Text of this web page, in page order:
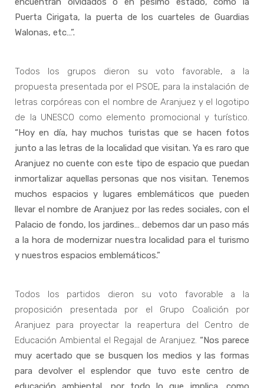
Puerta Cirigata, la puerta de los cuarteles de Guardias
Walonas, etc…”.
Todos los grupos dieron su voto favorable, a la
propuesta presentada por el PSOE, para la instalación de
letras corpóreas con el nombre de Aranjuez y el logotipo
de la UNESCO como elemento promocional y turístico.
“Hoy en día, hay muchos turistas que se hacen fotos
junto a las letras de la localidad que visitan. Ya es raro que
Aranjuez no cuente con este tipo de espacio que puedan
inmortalizar aquellas personas que nos visitan. Tenemos
muchos espacios y lugares emblemáticos que pueden
llevar el nombre de Aranjuez por las redes sociales, con el
Palacio de fondo, los jardines… debemos dar un paso más
a la hora de modernizar nuestra localidad para el turismo
y nuestros espacios emblemáticos.”
Todos los partidos dieron su voto favorable a la
proposición presentada por el Grupo Coalición por
Aranjuez para proyectar la reapertura del Centro de
Educación Ambiental el Regajal de Aranjuez. “Nos parece
muy acertado que se busquen los medios y las formas
para devolver el esplendor que tuvo este centro de